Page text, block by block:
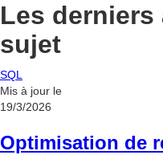
Les
sujet
SQL
Mis à jour le
19/3/2026
Optimisation de